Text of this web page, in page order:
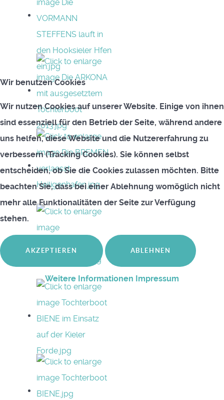
Wir benutzen Cookies
Wir nutzen Cookies auf unserer Website. Einige von ihnen
sind essenziell für den Betrieb der Seite, während andere
uns helfen, diese Website und die Nutzererfahrung zu
verbessern (Tracking Cookies). Sie können selbst
entscheiden, ob Sie die Cookies zulassen möchten. Bitte
beachten Sie, dass bei einer Ablehnung womöglich nicht
mehr alle Funktionalitäten der Seite zur Verfügung
stehen.
AKZEPTIEREN ABLEHNEN
Weitere Informationen Impressum